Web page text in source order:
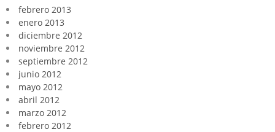
febrero 2013
enero 2013
diciembre 2012
noviembre 2012
septiembre 2012
junio 2012
mayo 2012
abril 2012
marzo 2012
febrero 2012